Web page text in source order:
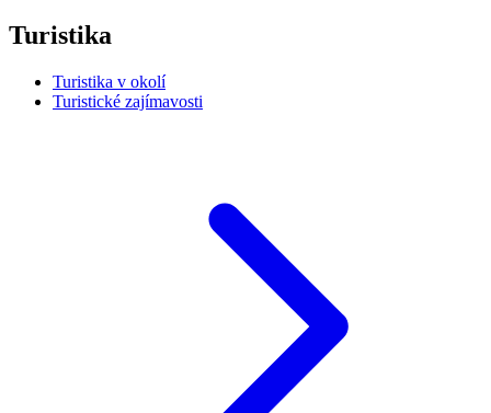
Turistika
Turistika v okolí
Turistické zajímavosti